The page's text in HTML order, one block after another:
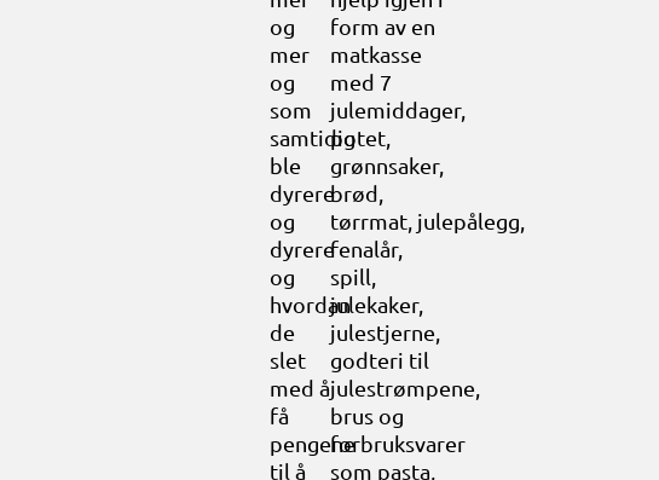
og
mer
og
som
samtidig
ble
dyrere
og
dyrere
og
hvordan
de
slet
med å
få
pengene
til å
form av en
matkasse
med 7
julemiddager,
potet,
grønnsaker,
brød,
tørrmat, julepålegg,
fenalår,
spill,
julekaker,
julestjerne,
godteri til
julestrømpene,
brus og
forbruksvarer
som pasta,